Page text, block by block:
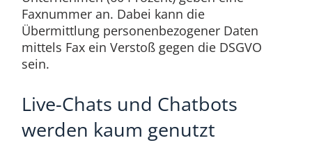
Faxnummer an. Dabei kann die
Übermittlung personenbezogener Daten
mittels Fax ein Verstoß gegen die DSGVO
sein.
Live-Chats und Chatbots
werden kaum genutzt